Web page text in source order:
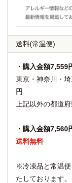
送料(常温便)
・購入金額7,559
東京・神奈川・
円
上記以外の都道
・購入金額7,560
送料無料
※冷凍品と常温便
たしております。